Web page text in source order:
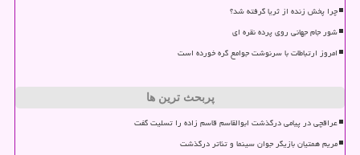
چرا پخش زنده از ثریا گرفته شد؟
شور جام جهانی روی پرده نقره ای
امروز ارتباطات با سرنوشت جوامع گره خورده است
پربحث ترین ها
عراقچی در پیامی درگذشت ابوالقاسم قاسم زاده را تسلیت گفت
مریم همتیان بازیگر جوان سینما و تئاتر درگذشت